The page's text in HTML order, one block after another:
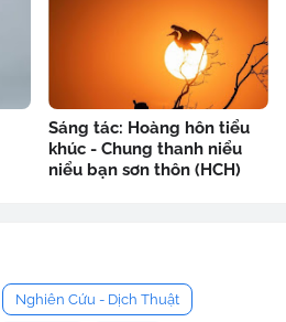
Sáng tác: Hoàng hôn tiểu
khúc - Chung thanh niểu
niểu bạn sơn thôn (HCH)
Nghiên Cứu - Dịch Thuật